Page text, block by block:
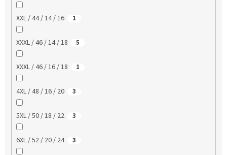
XXL / 44 / 14 / 16 1
XXXL / 46 / 14 / 18 5
XXXL / 46 / 16 / 18 1
4XL / 48 / 16 / 20 3
5XL / 50 / 18 / 22 3
6XL / 52 / 20 / 24 3